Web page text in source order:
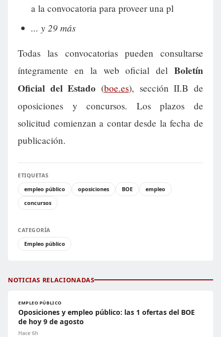
a la convocatoria para proveer una pl
... y 29 más
Todas las convocatorias pueden consultarse
íntegramente en la web oficial del Boletín
Oficial del Estado (boe.es), sección II.B de
oposiciones y concursos. Los plazos de
solicitud comienzan a contar desde la fecha de
publicación.
ETIQUETAS
empleo público
oposiciones BOE
empleo
concursos
CATEGORÍA
Empleo público
NOTICIAS RELACIONADAS
EMPLEO PÚBLICO
Oposiciones y empleo público: las 1 ofertas del BOE
de hoy 9 de agosto
Hace 6h